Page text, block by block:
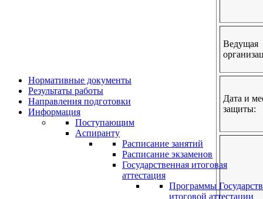
Нормативные документы
Результаты работы
Направления подготовки
Информация
Поступающим
Аспиранту
Расписание занятий
Расписание экзаменов
Государственная итоговая
аттестация
Программы
итоговой аттестации
Ведущая
Дата и
защиты: